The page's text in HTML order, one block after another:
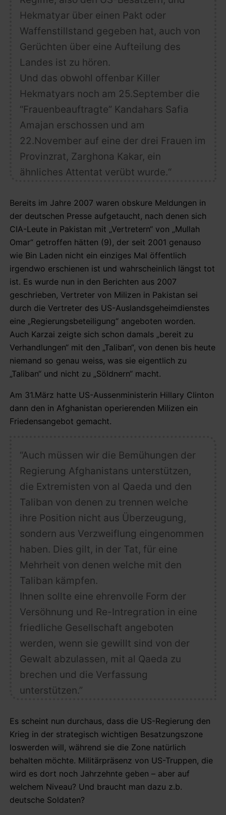
Hekmatyar über einen Pakt oder
Waffenstillstand gegeben hat, auch von
Gerüchten über eine Aufteilung des
Landes ist zu hören.
Und das obwohl offenbar Killer
Hekmatyars noch am 25.September die
“Frauenbeauftragte” Kandahars Safia
Amajan erschossen und am
22.November auf eine der drei Frauen im
Provinzrat, Zarghona Kakar, ein
ähnliches Attentat verübt wurde.“
Bereits im Jahre 2007 waren obskure Meldungen in
der deutschen Presse aufgetaucht, nach denen sich
CIA-Leute in Pakistan mit „Vertretern“ von „Mullah
Omar“ getroffen hätten (9), der seit 2001 genauso
wie Bin Laden nicht ein einziges Mal öffentlich
irgendwo erschienen ist und wahrscheinlich längst tot
ist. Es wurde nun in den Berichten aus 2007
geschrieben, Vertreter von Milizen in Pakistan sei
durch die Vertreter des US-Auslandsgeheimdienstes
eine „Regierungsbeteiligung“ angeboten worden.
Auch Karzai zeigte sich schon damals „bereit zu
Verhandlungen“ mit den „Taliban“, von denen bis heute
niemand so genau weiss, was sie eigentlich zu
„Taliban“ und nicht zu „Söldnern“ macht.
Am 31.März hatte US-Aussenministerin Hillary Clinton
dann den in Afghanistan operierenden Milizen ein
Friedensangebot gemacht.
“Auch müssen wir die Bemühungen der
Regierung Afghanistans unterstützen,
die Extremisten von al Qaeda und den
Taliban von denen zu trennen welche
ihre Position nicht aus Überzeugung,
sondern aus Verzweiflung eingenommen
haben. Dies gilt, in der Tat, für eine
Mehrheit von denen welche mit den
Taliban kämpfen.
Ihnen sollte eine ehrenvolle Form der
Versöhnung und Re-Intregration in eine
friedliche Gesellschaft angeboten
werden, wenn sie gewillt sind von der
Gewalt abzulassen, mit al Qaeda zu
brechen und die Verfassung
unterstützen.”
Es scheint nun durchaus, dass die US-Regierung den
Krieg in der strategisch wichtigen Besatzungszone
loswerden will, während sie die Zone natürlich
behalten möchte. Militärpräsenz von US-Truppen, die
wird es dort noch Jahrzehnte geben – aber auf
welchem Niveau? Und braucht man dazu z.b.
deutsche Soldaten?